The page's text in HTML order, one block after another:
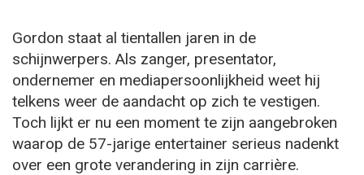
Gordon staat al tientallen jaren in de
schijnwerpers. Als zanger, presentator,
ondernemer en mediapersoonlijkheid weet hij
telkens weer de aandacht op zich te vestigen.
Toch lijkt er nu een moment te zijn aangebroken
waarop de 57-jarige entertainer serieus nadenkt
over een grote verandering in zijn carrière.